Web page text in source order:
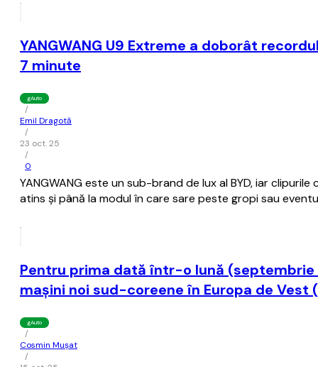
YANGWANG U9 Extreme a doborât
7 minute
gAuto
/
Emil Dragotă
/
23 oct. 25
/
0
YANGWANG este un sub-brand de lux al BYD, iar
atins și până la modul în care sare peste gropi sau
Pentru prima dată într-o lună
maşini noi sud-coreene în Europa de
gAuto
/
Cosmin Mușat
/